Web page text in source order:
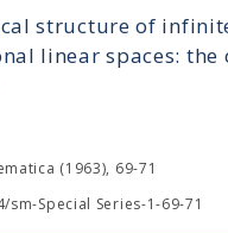
structure of
linear spaces:
(1963), 69-71
sm-Special Series-1-69-71